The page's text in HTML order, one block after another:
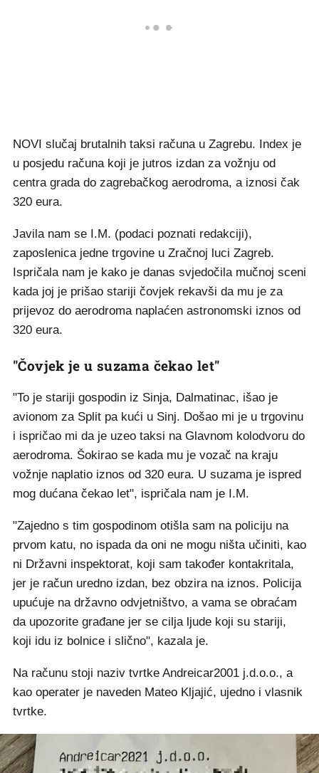
NOVI slučaj brutalnih taksi računa u Zagrebu. Index je
u posjedu računa koji je jutros izdan za vožnju od
centra grada do zagrebačkog aerodroma, a iznosi čak
320 eura.
Javila nam se I.M. (podaci poznati redakciji),
zaposlenica jedne trgovine u Zračnoj luci Zagreb.
Ispričala nam je kako je danas svjedočila mučnoj sceni
kada joj je prišao stariji čovjek rekavši da mu je za
prijevoz do aerodroma naplaćen astronomski iznos od
320 eura.
"Čovjek je u suzama čekao let"
"To je stariji gospodin iz Sinja, Dalmatinac, išao je
avionom za Split pa kući u Sinj. Došao mi je u trgovinu
i ispričao mi da je uzeo taksi na Glavnom kolodvoru do
aerodroma. Šokirao se kada mu je vozač na kraju
vožnje naplatio iznos od 320 eura. U suzama je ispred
mog dućana čekao let", ispričala nam je I.M.
"Zajedno s tim gospodinom otišla sam na policiju na
prvom katu, no ispada da oni ne mogu ništa učiniti, kao
ni Državni inspektorat, koji sam također kontakritala,
jer je račun uredno izdan, bez obzira na iznos. Policija
upućuje na državno odvjetništvo, a vama se obraćam
da upozorite građane jer se cilja ljude koji su stariji,
koji idu iz bolnice i slično", kazala je.
Na računu stoji naziv tvrtke Andreicar2001 j.d.o.o., a
kao operater je naveden Mateo Kljajić, ujedno i vlasnik
tvrtke.